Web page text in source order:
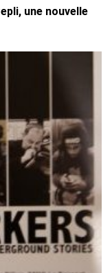
une nouvelle